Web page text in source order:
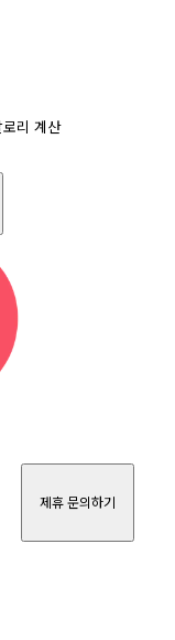
리 계산
제휴 문의하기